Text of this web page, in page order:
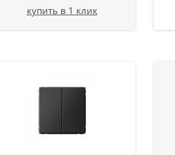
купить в 1 клик